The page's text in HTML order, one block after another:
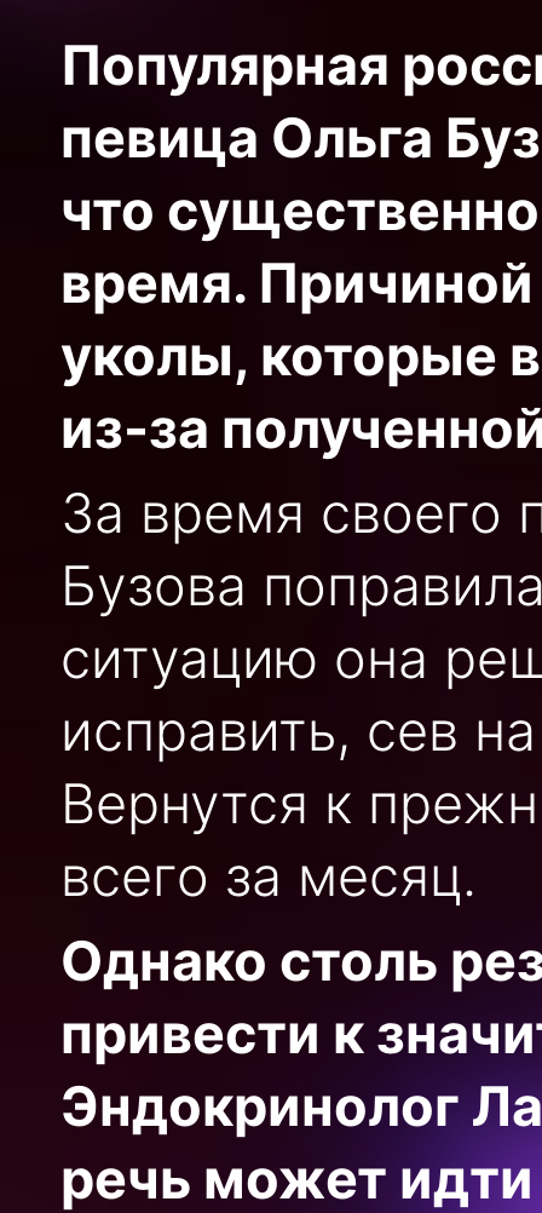
Популярная
певица Ольга
что
время.
уколы, которые
из-за
За время своего
Бузова
ситуацию она
исправить, сев
Вернутся к
всего за месяц.
Однако столь
привести к
Эндокринолог
речь может